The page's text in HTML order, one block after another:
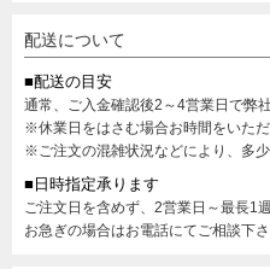
配送について
■配送の目安
通常、ご入金確認後2～4営業日で弊
※休業日をはさむ場合お時間をいただ
※ご注文の混雑状況などにより、多少
■日時指定承ります
ご注文日を含めず、2営業日～最長1
お急ぎの場合はお電話にてご相談下さ